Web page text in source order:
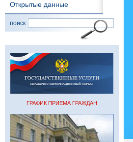
Открытые данные
поиск
ГРАФИК ПРИЕМА ГРАЖДАН